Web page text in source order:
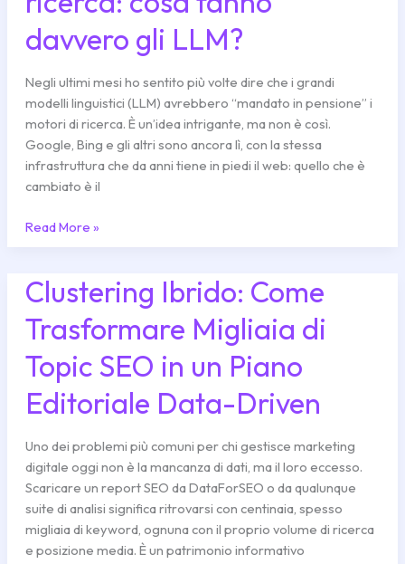
davvero gli LLM?
Negli ultimi mesi ho sentito più volte dire che i grandi
modelli linguistici (LLM) avrebbero “mandato in pensione” i
motori di ricerca. È un’idea intrigante, ma non è così.
Google, Bing e gli altri sono ancora lì, con la stessa
infrastruttura che da anni tiene in piedi il web: quello che è
cambiato è il
della
ricerca:
fanno
davvero
gli
LLM?
Read More »
Clustering Ibrido: Come
Trasformare Migliaia di
Topic SEO in un Piano
Editoriale Data-Driven
Uno dei problemi più comuni per chi gestisce marketing
digitale oggi non è la mancanza di dati, ma il loro eccesso.
Scaricare un report SEO da DataForSEO o da qualunque
suite di analisi significa ritrovarsi con centinaia, spesso
migliaia di keyword, ognuna con il proprio volume di ricerca
e posizione media. È un patrimonio informativo
Clustering
Ibrido:
Come
Migliaia
Topic
in
un
Piano
Editoriale
Data-
Driven